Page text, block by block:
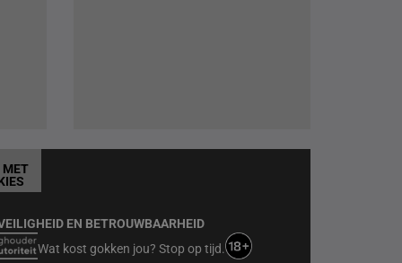
EN BETROUWBAARHEID
Wat kost gokken jou? Stop op tijd.